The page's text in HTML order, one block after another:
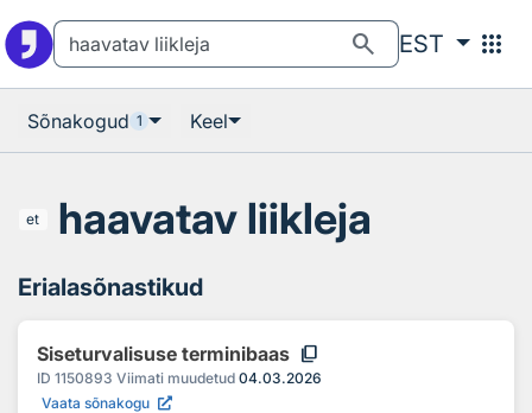
search EST apps
Sõnakogud 1 Keel
et haavatav liikleja
Erialasõnastikud
Siseturvalisuse terminibaas content_copy
ID 1150893 Viimati muudetud 04.03.2026
Vaata sõnakogu